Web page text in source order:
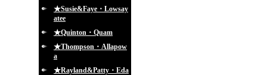
★Susie&Faye・Lowsay
atee
★Quinton・Quam
★Thompson・Allapow
a
★Rayland&Patty・Eda